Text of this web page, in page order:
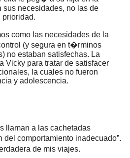
sus necesidades, no las de
prioridad.
como las necesidades de la
(y segura en t�rminos
no estaban satisfechas. La
Vicky para tratar de satisfacer
la cuales no fueron
y adolescencia.
llaman a las cachetadas
del comportamiento inadecuado”.
de mis viajes.